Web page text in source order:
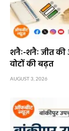
शनैः-शनैः जीत की
वोटों की बढ़त
AUGUST 3, 2026